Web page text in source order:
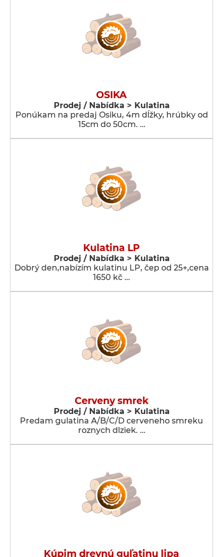
OSIKA
Prodej / Nabídka > Kulatina
Ponúkam na predaj Osiku, 4m dĺžky, hrúbky od
15cm do 50cm. …
Kulatina LP
Prodej / Nabídka > Kulatina
Dobrý den,nabízím kulatinu LP, čep od 25+,cena
1650 kč …
Cerveny smrek
Prodej / Nabídka > Kulatina
Predam gulatina A/B/C/D cerveneho smreku
roznych dlziek. …
Kúpim drevnú guľatinu lipa